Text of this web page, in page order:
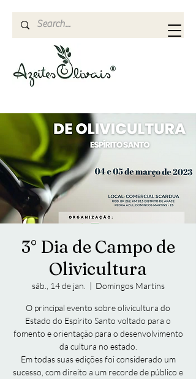
3° Dia de Campo de
Olivicultura
sáb., 14 de jan.
  |
Domingos Martins
O principal evento sobre olivicultura do
Estado do Espírito Santo voltado para o
fomento e orientação para o desenvolvimento
da cultura no estado.
Em todas suas edições foi considerado um
sucesso, com direito a um recorde de público e